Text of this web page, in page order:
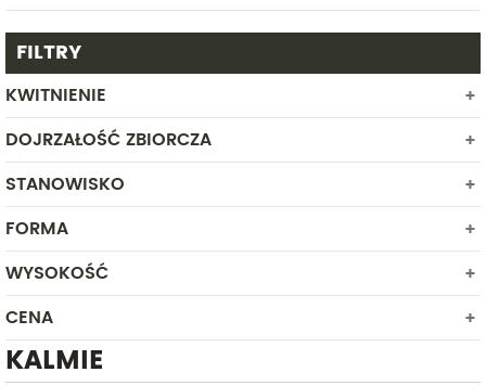
FILTRY
KWITNIENIE
MAJ
CZERWIEC
DOJRZAŁOŚĆ ZBIORCZA
STANOWISKO
CIEŃ
PÓŁCIEŃ
SŁONECZNE
FORMA
ROŚLINA W POJEMNIKU
WYSOKOŚĆ
Od
CENA
Od
KALMIE